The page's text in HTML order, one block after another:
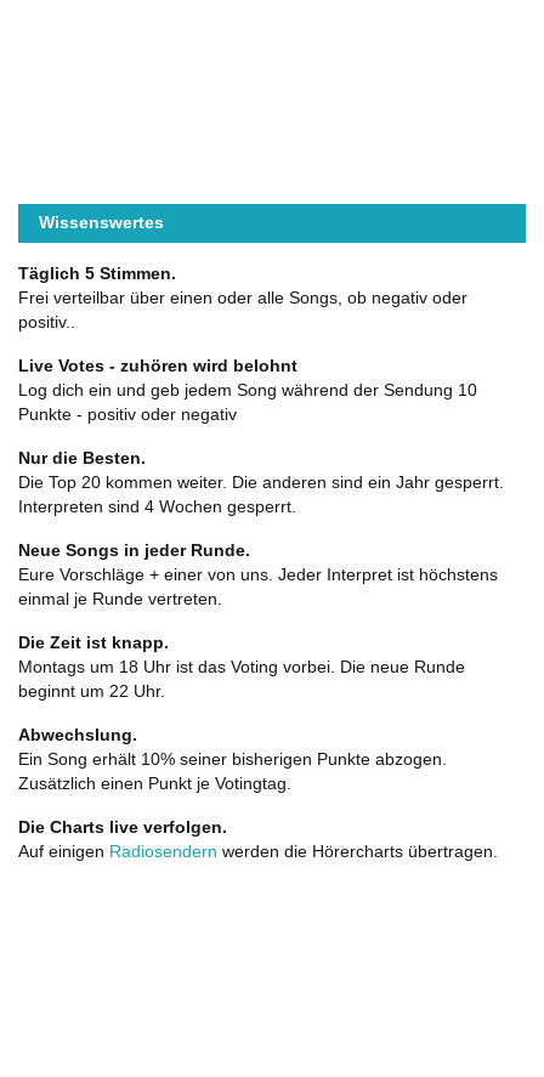
Wissenswertes
Täglich 5 Stimmen.
Frei verteilbar über einen oder alle Songs, ob negativ oder
positiv..
Live Votes - zuhören wird belohnt
Log dich ein und geb jedem Song während der Sendung 10
Punkte - positiv oder negativ
Nur die Besten.
Die Top 20 kommen weiter. Die anderen sind ein Jahr gesperrt.
Interpreten sind 4 Wochen gesperrt.
Neue Songs in jeder Runde.
Eure Vorschläge + einer von uns. Jeder Interpret ist höchstens
einmal je Runde vertreten.
Die Zeit ist knapp.
Montags um 18 Uhr ist das Voting vorbei. Die neue Runde
beginnt um 22 Uhr.
Abwechslung.
Ein Song erhält 10% seiner bisherigen Punkte abzogen.
Zusätzlich einen Punkt je Votingtag.
Die Charts live verfolgen.
Auf einigen Radiosendern werden die Hörercharts übertragen.